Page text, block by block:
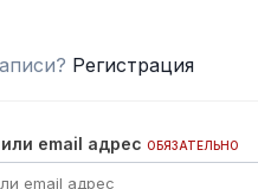
Регистрация
email адрес ОБЯЗАТЕЛЬНО